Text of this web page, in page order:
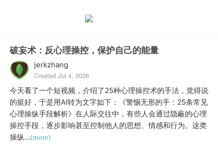
破妄术：反心理操控，保护自己的能量
jerkzhang
Created Jul 4, 2026
今天看了一个短视频，介绍了25种心理操控术的手法，觉得说
的挺好，于是用AI转为文字如下：《警惕无形的手：25条常见
心理操纵手段解析》在人际交往中，有些人会通过隐蔽的心理
操控手段，逐步影响甚至控制他人的思想、情感和行为。这类
操纵...(more)